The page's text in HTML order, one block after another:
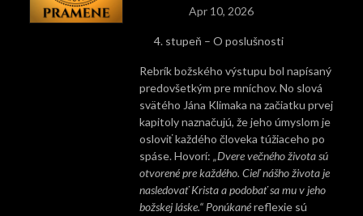
Apr 10, 2026
stupeň – O poslušnosti
Rebrík božského výstupu bol napísaný
predovšetkým pre mníchov. No slová
svätého Jána Klimaka na začiatku prvej
kapitoly naznačujú, že jeho úmyslom je
osloviť každého človeka túžiaceho po
spáse. Hovorí: „Dvere večného života sú
otvorené pre každého. Cieľ nášho života je
nasledovať Krista a podobať sa mu v jeho
božskej láske.“ Ponúkanéreflexie sú